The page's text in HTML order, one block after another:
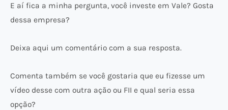
E aí fica a minha pergunta, você investe em Vale? Gosta
dessa empresa?
Deixa aqui um comentário com a sua resposta.
Comenta também se você gostaria que eu fizesse um
vídeo desse com outra ação ou FII e qual seria essa
opção?